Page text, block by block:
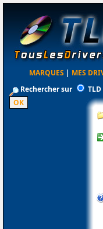
MARQUES | MES
Rechercher sur
TLD